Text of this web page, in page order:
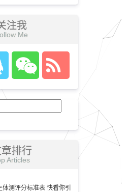
注我
Me
排行
Articles
测评分标准表 快看你引